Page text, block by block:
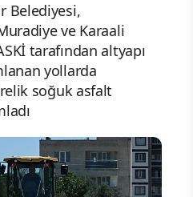
Belediyesi,
ve Karaali
tarafından altyapı
yollarda
soğuk asfalt